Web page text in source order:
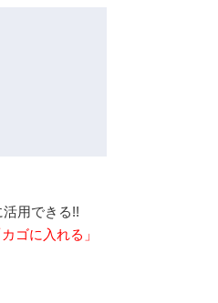
用できる!!
ゴに入れる」